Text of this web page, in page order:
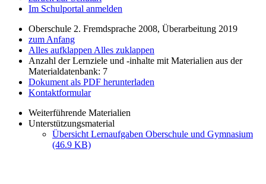
Im Schulportal anmelden
Oberschule 2. Fremdsprache 2008, Überarbeitung 2019
zum Anfang
Alles aufklappen Alles zuklappen
Anzahl der Lernziele und -inhalte mit Materialien aus der
Materialdatenbank: 7
Dokument als PDF herunterladen
Kontaktformular
Weiterführende Materialien
Unterstützungsmaterial
Übersicht Lernaufgaben Oberschule und Gymnasium
(46.9 KB)